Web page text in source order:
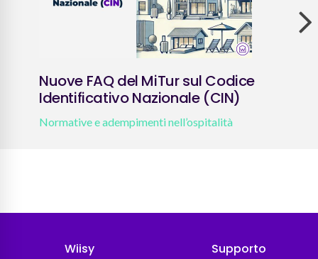
Nuove FAQ del MiTur sul Codice
Identificativo Nazionale (CIN)
Normative e adempimenti nell’ospitalità
Wiisy Supporto